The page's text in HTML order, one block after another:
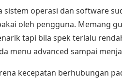
sistem operasi dan software
oleh pengguna. Memang
tapi bila spek terlalu
menu advanced sampai
kecepatan berhubungan